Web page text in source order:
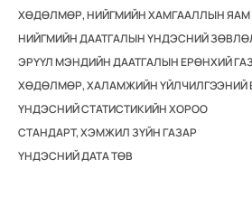
ХӨДӨЛМӨР, НИЙГМИЙН ХАМГААЛЛЫН ЯАМ
НИЙГМИЙН ДААТГАЛЫН ҮНДЭСНИЙ
ЭРҮҮЛ МЭНДИЙН ДААТГАЛЫН ЕРӨНХИЙ
ХӨДӨЛМӨР, ХАЛАМЖИЙН ҮЙЛЧИЛГЭЭНИЙ
ҮНДЭСНИЙ СТАТИСТИКИЙН ХОРОО
СТАНДАРТ, ХЭМЖИЛ ЗҮЙН ГАЗАР
ҮНДЭСНИЙ ДАТА ТӨВ